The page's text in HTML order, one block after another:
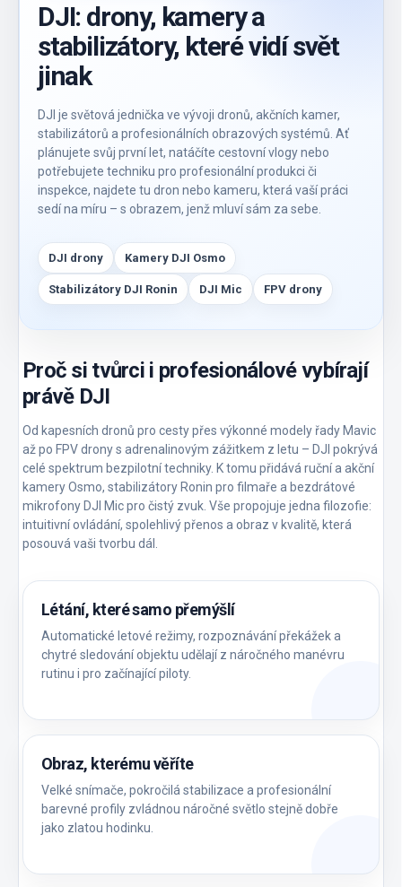
DJI: drony, kamery a
stabilizátory, které vidí svět
jinak
DJI je světová jednička ve vývoji dronů, akčních kamer,
stabilizátorů a profesionálních obrazových systémů. Ať
plánujete svůj první let, natáčíte cestovní vlogy nebo
potřebujete techniku pro profesionální produkci či
inspekce, najdete tu dron nebo kameru, která vaší práci
sedí na míru – s obrazem, jenž mluví sám za sebe.
DJI drony Kamery DJI Osmo
Stabilizátory DJI Ronin DJI Mic FPV drony
Proč si tvůrci i profesionálové vybírají
právě DJI
Od kapesních dronů pro cesty přes výkonné modely řady Mavic
až po FPV drony s adrenalinovým zážitkem z letu – DJI pokrývá
celé spektrum bezpilotní techniky. K tomu přidává ruční a akční
kamery Osmo, stabilizátory Ronin pro filmaře a bezdrátové
mikrofony DJI Mic pro čistý zvuk. Vše propojuje jedna filozofie:
intuitivní ovládání, spolehlivý přenos a obraz v kvalitě, která
posouvá vaši tvorbu dál.
Létání, které samo přemýšlí
Automatické letové režimy, rozpoznávání překážek a
chytré sledování objektu udělají z náročného manévru
rutinu i pro začínající piloty.
Obraz, kterému věříte
Velké snímače, pokročilá stabilizace a profesionální
barevné profily zvládnou náročné světlo stejně dobře
jako zlatou hodinku.